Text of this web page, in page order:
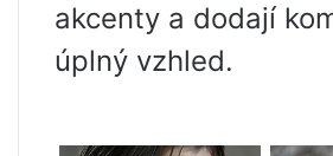
akcenty a dodají
úplný vzhled.